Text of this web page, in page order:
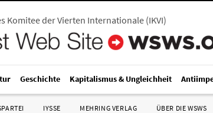
Komitee der Vierten Internationale (IKVI)
Geschichte Kapitalismus & Ungleichheit
IYSSE MEHRING VERLAG ÜBER DIE WSWS